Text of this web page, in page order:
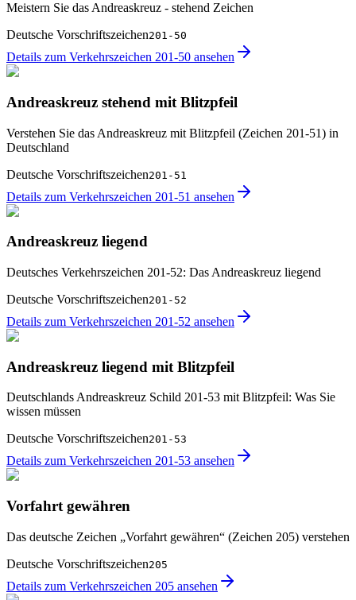
Meistern Sie das Andreaskreuz - stehend Zeichen
Deutsche Vorschriftszeichen201-50
Details zum Verkehrszeichen 201-50 ansehen
Andreaskreuz stehend mit Blitzpfeil
Verstehen Sie das Andreaskreuz mit Blitzpfeil (Zeichen 201-51) in
Deutschland
Deutsche Vorschriftszeichen201-51
Details zum Verkehrszeichen 201-51 ansehen
Andreaskreuz liegend
Deutsches Verkehrszeichen 201-52: Das Andreaskreuz liegend
Deutsche Vorschriftszeichen201-52
Details zum Verkehrszeichen 201-52 ansehen
Andreaskreuz liegend mit Blitzpfeil
Deutschlands Andreaskreuz Schild 201-53 mit Blitzpfeil: Was Sie
wissen müssen
Deutsche Vorschriftszeichen201-53
Details zum Verkehrszeichen 201-53 ansehen
Vorfahrt gewähren
Das deutsche Zeichen „Vorfahrt gewähren“ (Zeichen 205) verstehen
Deutsche Vorschriftszeichen205
Details zum Verkehrszeichen 205 ansehen